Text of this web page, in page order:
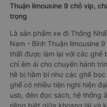
Thuận limousine 9 chỗ vip,
trọng
Là sản phẩm xe đi Thống
Nam - Bình Thuận limousine
thất được làm lại với các ghế
chỉ êm ái cho chuyến hành
hề bị hầm bí như các ghế
ghế có nhiều tiện nghi hiện
usb, đèn đọc sách, hệ thống
riêng biệt giữa khoang lái và